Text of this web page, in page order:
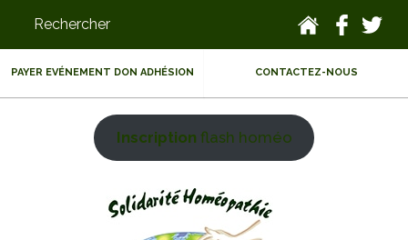
PAYER EVÉNEMENT DON ADHÉSION CONTACTEZ-NOUS
Inscription flash homéo